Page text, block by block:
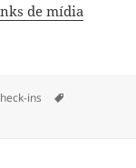
de mídia
ins